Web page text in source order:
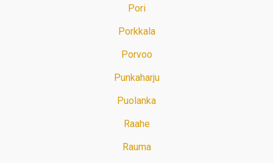
Pori
Porkkala
Porvoo
Punkaharju
Puolanka
Raahe
Rauma